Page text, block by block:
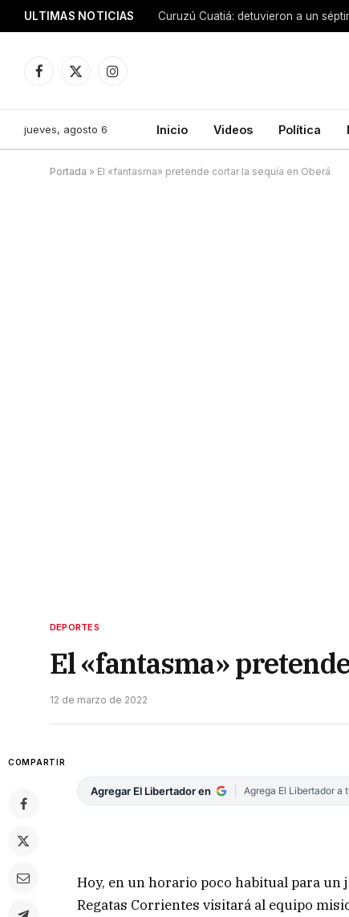
ULTIMAS NOTICIAS
Facebook
X
Instagram
jueves, agosto 6 Inicio Videos Política
Portada » El «fantasma» pretende cortar la sequía en Oberá
DEPORTES
El «fantasma»
12 de marzo de 2022
COMPARTIR
Agregar El Libertador en Agrega El Libertador a
Hoy, en un horario poco habitual para un
Regatas Corrientes visitará al equipo